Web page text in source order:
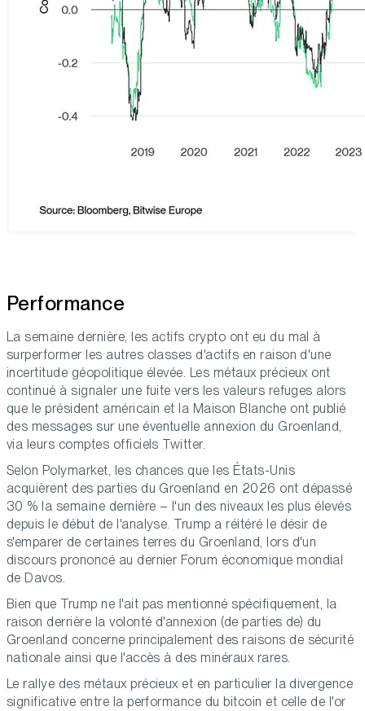
Performance
La semaine dernière, les actifs crypto ont eu du mal à
surperformer les autres classes d'actifs en raison d'une
incertitude géopolitique élevée. Les métaux précieux ont
continué à signaler une fuite vers les valeurs refuges alors
que le président américain et la Maison Blanche ont publié
des messages sur une éventuelle annexion du Groenland,
via leurs comptes officiels Twitter.
Selon Polymarket, les chances que les États-Unis
acquièrent des parties du Groenland en 2026 ont dépassé
30 % la semaine dernière – l'un des niveaux les plus élevés
depuis le début de l'analyse. Trump a réitéré le désir de
s'emparer de certaines terres du Groenland, lors d'un
discours prononcé au dernier Forum économique mondial
de Davos.
Bien que Trump ne l'ait pas mentionné spécifiquement, la
raison derrière la volonté d'annexion (de parties de) du
Groenland concerne principalement des raisons de sécurité
nationale ainsi que l'accès à des minéraux rares.
Le rallye des métaux précieux et en particulier la divergence
significative entre la performance du bitcoin et celle de l'or